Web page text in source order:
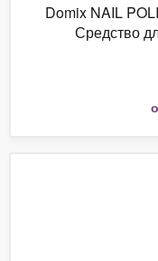
Domix NAIL
Средство